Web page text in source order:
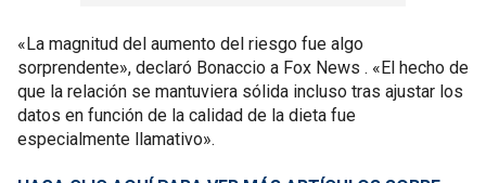
«La magnitud del aumento del riesgo fue algo
sorprendente», declaró Bonaccio a Fox News . «El hecho de
que la relación se mantuviera sólida incluso tras ajustar los
datos en función de la calidad de la dieta fue
especialmente llamativo».